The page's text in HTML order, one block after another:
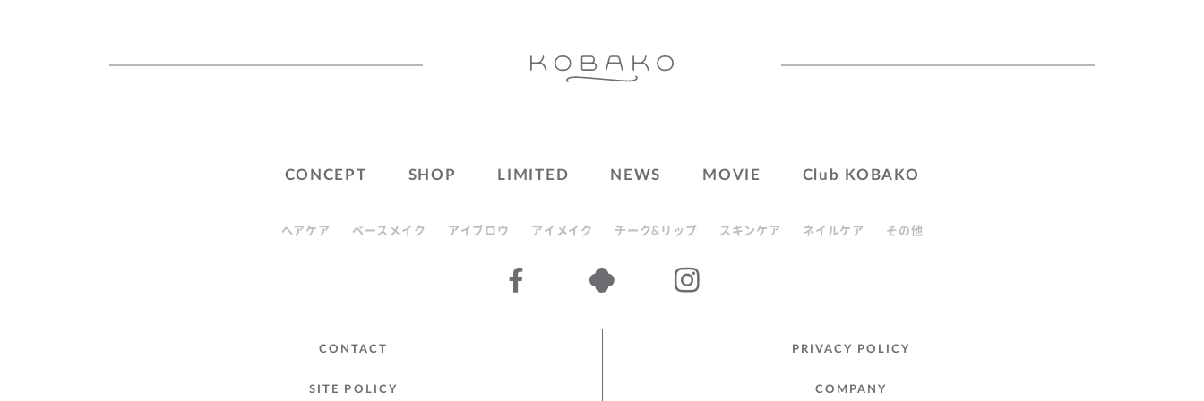
CONCEPT SHOP LIMITED NEWS MOVIE Club KOBAKO
ヘアケア ベースメイク アイブロウ アイメイク チーク&リップ スキンケア ネイルケア その他
CONTACT PRIVACY POLICY
SITE POLICY COMPANY